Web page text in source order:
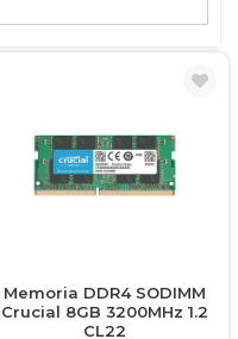
Memoria DDR4 SODIMM
Crucial 8GB 3200MHz 1.2
CL22